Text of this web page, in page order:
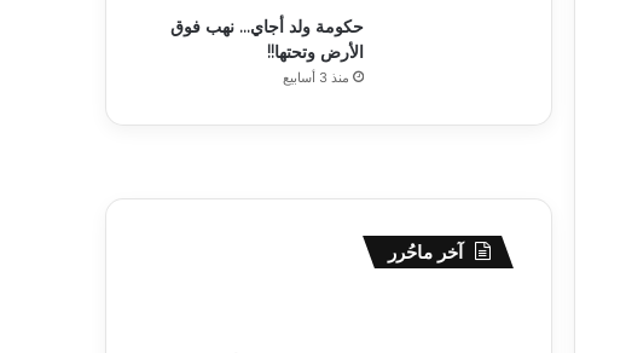
حكومة ولد أجاي… نهب فوق
الأرض وتحتها!!
منذ 3 أسابيع
آخر ماحُرر